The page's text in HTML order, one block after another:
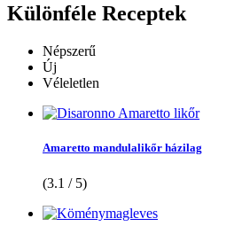
Különféle Receptek
Népszerű
Új
Véleletlen
Amaretto mandulalikőr házilag
(3.1 / 5)